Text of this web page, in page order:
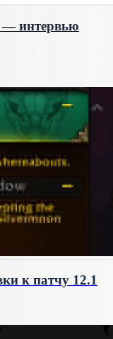
— интервью
к патчу 12.1